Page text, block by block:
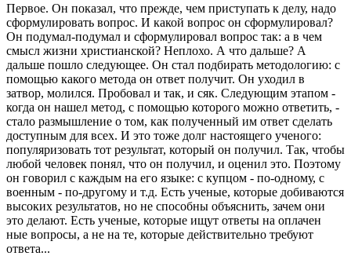
Первое. Он показал, что прежде, чем приступать к делу, надо
сформулировать вопрос. И какой вопрос он сформулировал?
Он подумал-подумал и сформулировал вопрос так: а в чем
смысл жизни христианской? Неплохо. А что дальше? А
дальше пошло следующее. Он стал подбирать методологию: с
помощью какого метода он ответ получит. Он уходил в
затвор, молился. Пробовал и так, и сяк. Следующим этапом -
когда он нашел метод, с помощью которого можно ответить, -
стало размышление о том, как полученный им ответ сделать
доступным для всех. И это тоже долг настоящего ученого:
популяризовать тот результат, который он получил. Так, чтобы
любой человек понял, что он получил, и оценил это. Поэтому
он говорил с каждым на его языке: с купцом - по-одному, с
военным - по-другому и т.д. Есть ученые, которые добиваются
высоких результатов, но не способны объяснить, зачем они
это делают. Есть ученые, которые ищут ответы на оплачен
ные вопросы, а не на те, которые действительно требуют
ответа...